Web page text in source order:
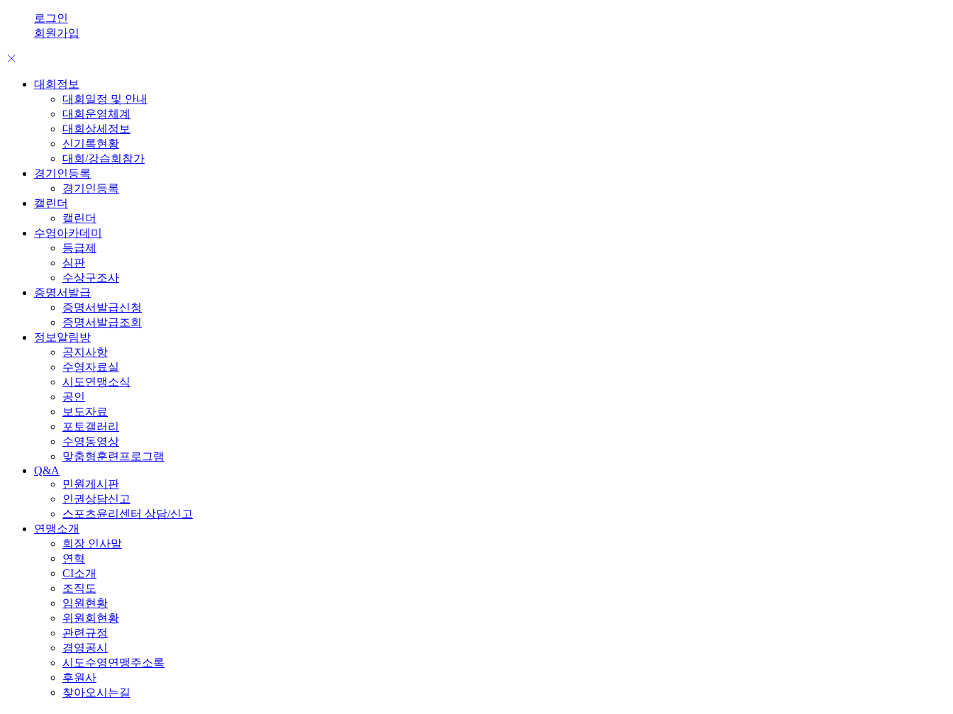
로그인
회원가입
대회정보
대회일정 및 안내
대회운영체계
대회상세정보
신기록현황
대회/강습회참가
경기인등록
경기인등록
캘린더
캘린더
수영아카데미
등급제
심판
수상구조사
증명서발급
증명서발급신청
증명서발급조회
정보알림방
공지사항
수영자료실
시도연맹소식
공인
보도자료
포토갤러리
수영동영상
맞춤형훈련프로그램
Q&A
민원게시판
인권상담신고
스포츠윤리센터 상담/신고
연맹소개
회장 인사말
연혁
CI소개
조직도
임원현황
위원회현황
관련규정
경영공시
시도수영연맹주소록
후원사
찾아오시는길